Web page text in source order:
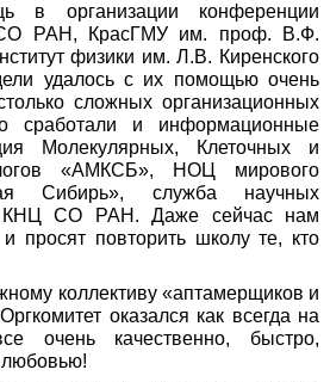
в организации конференции
РАН, КрасГМУ им. проф. В.Ф.
физики им. Л.В. Киренского
удалось с их помощью очень
сложных организационных
сработали и информационные
Молекулярных, Клеточных и
«АМКСБ», НОЦ мирового
Сибирь», служба научных
КНЦ СО РАН. Даже сейчас нам
просят повторить школу те, кто
коллективу «аптамерщиков и
оказался как всегда на
очень качественно, быстро,
любовью!